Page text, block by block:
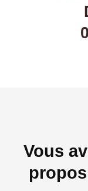
Vous